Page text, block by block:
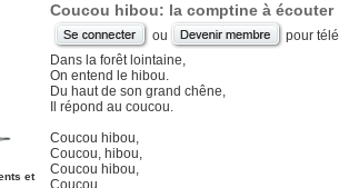
et
Coucou hibou: la comptine à écouter
ou
pour
Dans la forêt lointaine,
On entend le hibou.
Du haut de son grand chêne,
Il répond au coucou.
Coucou hibou,
Coucou, hibou,
Coucou hibou,
Coucou.